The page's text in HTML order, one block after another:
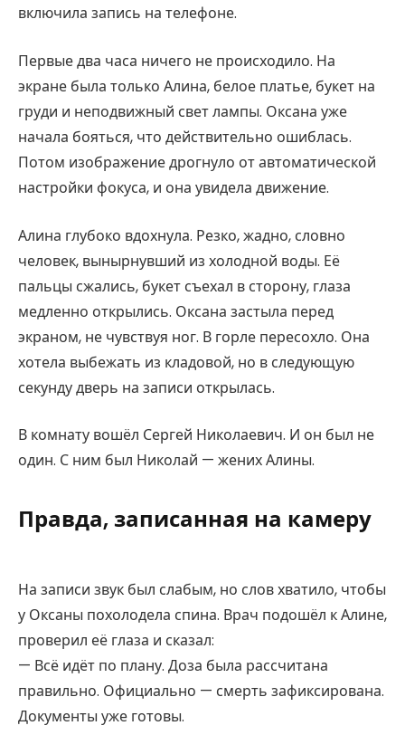
включила запись на телефоне.
Первые два часа ничего не происходило. На
экране была только Алина, белое платье, букет на
груди и неподвижный свет лампы. Оксана уже
начала бояться, что действительно ошиблась.
Потом изображение дрогнуло от автоматической
настройки фокуса, и она увидела движение.
Алина глубоко вдохнула. Резко, жадно, словно
человек, вынырнувший из холодной воды. Её
пальцы сжались, букет съехал в сторону, глаза
медленно открылись. Оксана застыла перед
экраном, не чувствуя ног. В горле пересохло. Она
хотела выбежать из кладовой, но в следующую
секунду дверь на записи открылась.
В комнату вошёл Сергей Николаевич. И он был не
один. С ним был Николай — жених Алины.
Правда, записанная на камеру
На записи звук был слабым, но слов хватило, чтобы
у Оксаны похолодела спина. Врач подошёл к Алине,
проверил её глаза и сказал:
— Всё идёт по плану. Доза была рассчитана
правильно. Официально — смерть зафиксирована.
Документы уже готовы.